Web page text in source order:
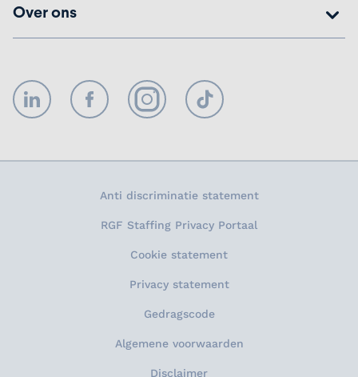
Over ons
LinkedIn FacebookInstagramTikTok
Anti discriminatie statement
RGF Staffing Privacy Portaal
Cookie statement
Privacy statement
Gedragscode
Algemene voorwaarden
Disclaimer